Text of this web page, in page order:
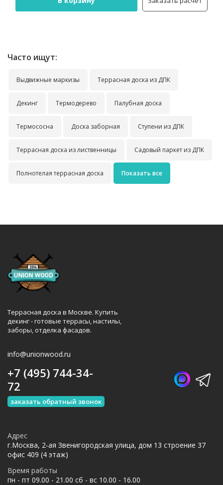
Часто ищут:
Выдвижные маркизы Террасная доска из ДПК
Декинг Термодерево Палубная доска
Термососна Доска заборная Ступени из ДПК
Террасная доска из лиственницы Садовый паркет из ДПК
Полнотелая террасная доска Показать все
Террасная доска в Москве. Купить
декинг - готовые террасы, настилы,
заборы, отделка фасадов.
info@unionwood.ru
+7 (495) 744-34-
72
заказать обратный звонок
Адрес
г.Москва, 2-ая Звенигородская улица, дом 13 строение 37
офис 409 (4 этаж)
Время работы
пн - пт 09.00 - 21.00 сб - вс 10.00 - 16.00